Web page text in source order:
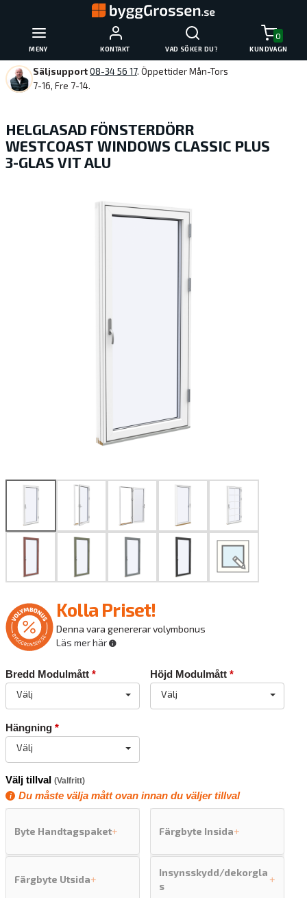
MENY KONTAKT VAD SÖKER DU?
0
KUNDVAGN
Säljsupport08-34 56 17. Öppettider Mån-Tors
7-16, Fre 7-14.
HELGLASAD FÖNSTERDÖRR
WESTCOAST WINDOWS CLASSIC PLUS
3-GLAS VIT ALU
Produktritare
Kolla Priset!
Denna vara genererar volymbonus
Läs mer här
Bredd Modulmått *
Välj
Höjd Modulmått *
Välj
Hängning *
Välj
Välj tillval (Valfritt)
Du måste välja mått ovan innan du väljer tillval
Byte Handtagspaket+ Färgbyte Insida+
Färgbyte Utsida+
Insynsskydd/dekorgla
s
+